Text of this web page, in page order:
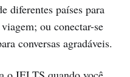
diferentes países para
ou conectar-se
conversas agradáveis.